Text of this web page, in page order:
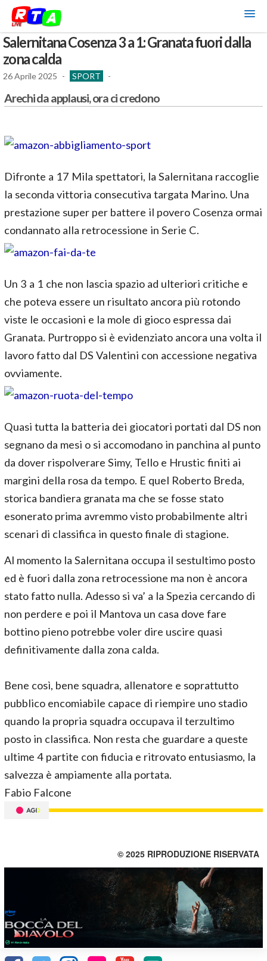
Salernitana Cosenza 3 a 1: Granata fuori dalla
zona calda
26 Aprile 2025 - SPORT -
Arechi da applausi, ora ci credono
Difronte a 17 Mila spettatori, la Salernitana raccoglie
la seconda vittoria consecutiva targata Marino. Una
prestazione super per battere il povero Cosenza ormai
condannato alla retrocessione in Serie C.
Un 3 a 1 che non lascia spazio ad ulteriori critiche e
che poteva essere un risultato ancora più rotondo
viste le occasioni e la mole di gioco espressa dai
Granata. Purtroppo si è evidenziato ancora una volta il
lavoro fatto dal DS Valentini con accessione negativa
ovviamente.
Quasi tutta la batteria dei giocatori portati dal DS non
segnano da mesi o si accomodano in panchina al punto
da dover rispolverare Simy, Tello e Hrustic finiti ai
margini della rosa da tempo. E quel Roberto Breda,
storica bandiera granata ma che se fosse stato
esonerato prima avremmo visto probabilmente altri
scenari di classifica in questo finale di stagione.
Al momento la Salernitana occupa il sestultimo posto
ed è fuori dalla zona retrocessione ma non è ancora
stato fatto nulla. Adesso si va’ a la Spezia cercando di
non perdere e poi il Mantova un casa dove fare
bottino pieno potrebbe voler dire uscire quasi
definitivamente dalla zona calda.
Bene così, bene squadra, allenatore e soprattutto
pubblico encomiabile capace di riempire uno stadio
quando la propria squadra occupava il terzultimo
posto in classifica. Non resta che guardare a queste
ultime 4 partite con fiducia e ritrovato entusiasmo, la
salvezza è ampiamente alla portata.
Fabio Falcone
© 2025 RIPRODUZIONE RISERVATA